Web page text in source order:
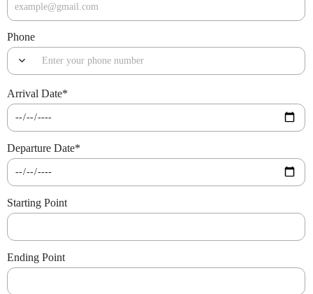
Phone
Arrival Date*
Departure Date*
Starting Point
Ending Point